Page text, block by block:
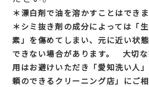
＊漂白剤で油を溶かすことはできま
＊シミ抜き剤の成分によっては「
素」を傷めてしまい、元に近い状
できない場合があります。 大切
用はお避けいただき「愛知洗い人
頼のできるクリーニング店」にご